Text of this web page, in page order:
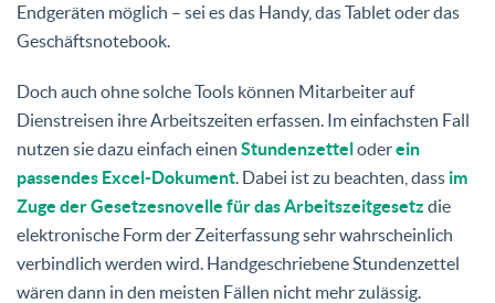
Endgeräten möglich – sei es das Handy, das Tablet oder das
Geschäftsnotebook.
Doch auch ohne solche Tools können Mitarbeiter auf
Dienstreisen ihre Arbeitszeiten erfassen. Im einfachsten Fall
nutzen sie dazu einfach einen Stundenzetteloderein
passendes Excel-Dokument. Dabei ist zu beachten, dass im
Zuge der Gesetzesnovelle für das Arbeitszeitgesetz die
elektronische Form der Zeiterfassung sehr wahrscheinlich
verbindlich werden wird. Handgeschriebene Stundenzettel
wären dann in den meisten Fällen nicht mehr zulässig.